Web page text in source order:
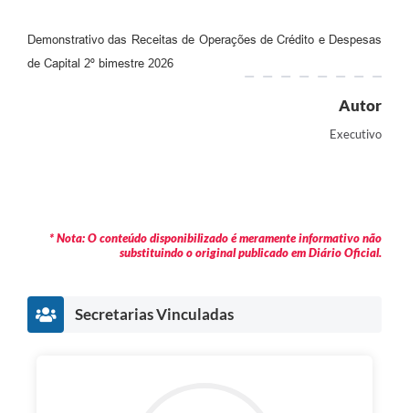
Audiências Públicas
Projetos
Contas Públicas
Demonstrativo das Receitas de Operações de Crédito e Despesas
de Capital 2º bimestre 2026
Autor
Executivo
* Nota: O conteúdo disponibilizado é meramente informativo não
substituindo o original publicado em Diário Oficial.
Secretarias Vinculadas